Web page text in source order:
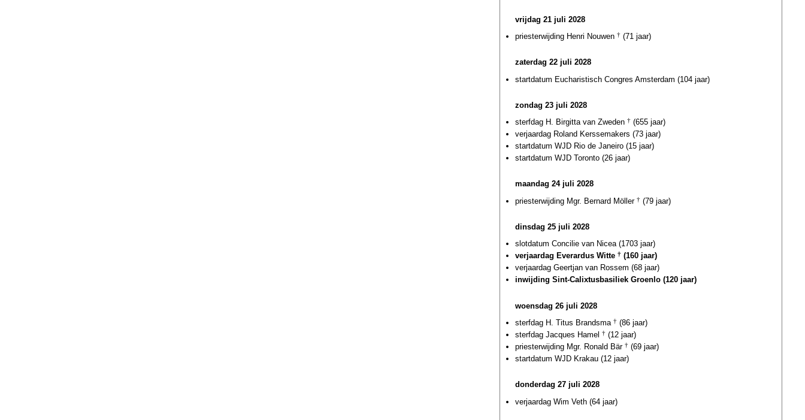
vrijdag 21 juli 2028
priesterwijding Henri Nouwen † (71 jaar)
zaterdag 22 juli 2028
startdatum Eucharistisch Congres Amsterdam (104 jaar)
zondag 23 juli 2028
sterfdag H. Birgitta van Zweden † (655 jaar)
verjaardag Roland Kerssemakers (73 jaar)
startdatum WJD Rio de Janeiro (15 jaar)
startdatum WJD Toronto (26 jaar)
maandag 24 juli 2028
priesterwijding Mgr. Bernard Möller † (79 jaar)
dinsdag 25 juli 2028
slotdatum Concilie van Nicea (1703 jaar)
verjaardag Everardus Witte † (160 jaar)
verjaardag Geertjan van Rossem (68 jaar)
inwijding Sint-Calixtusbasiliek Groenlo (120 jaar)
woensdag 26 juli 2028
sterfdag H. Titus Brandsma † (86 jaar)
sterfdag Jacques Hamel
† (12 jaar)
priesterwijding Mgr. Ronald Bär † (69 jaar)
startdatum WJD Krakau (12 jaar)
donderdag 27 juli 2028
verjaardag Wim Veth (64 jaar)